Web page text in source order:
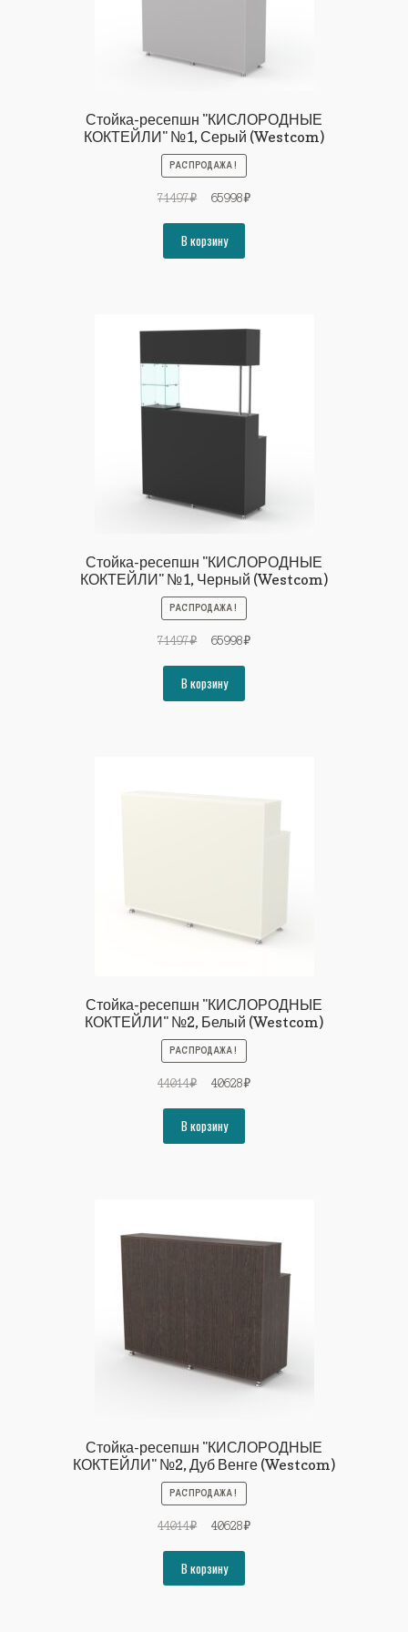
Стойка-ресепшн "КИСЛОРОДНЫЕ
КОКТЕЙЛИ" №1, Серый (Westcom)
РАСПРОДАЖА!
71497₽
Первоначальная
составляла
71497₽.
65998₽Текущая
В корзину
Стойка-ресепшн "КИСЛОРОДНЫЕ
КОКТЕЙЛИ" №1, Черный (Westcom)
РАСПРОДАЖА!
71497₽
Первоначальная
составляла
71497₽.
65998₽Текущая
В корзину
Стойка-ресепшн "КИСЛОРОДНЫЕ
КОКТЕЙЛИ" №2, Белый (Westcom)
РАСПРОДАЖА!
44014₽
Первоначальная
составляла
44014₽.
40628₽Текущая
В корзину
Стойка-ресепшн "КИСЛОРОДНЫЕ
КОКТЕЙЛИ" №2, Дуб Венге (Westcom)
РАСПРОДАЖА!
44014₽
Первоначальная
составляла
44014₽.
40628₽Текущая
В корзину